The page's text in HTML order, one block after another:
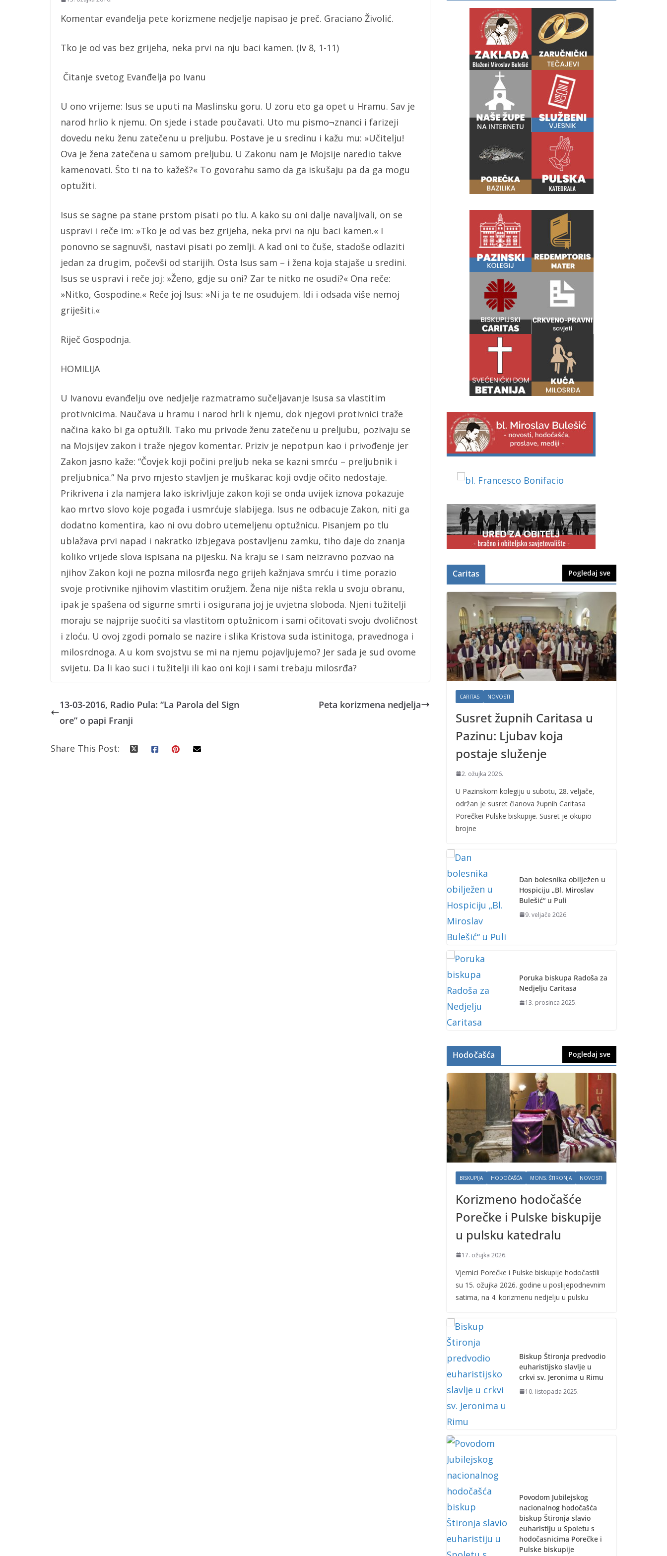
Komentar evanđelja pete korizmene nedjelje napisao je preč. Graciano Živolić.
Tko je od vas bez grijeha, neka prvi na nju baci kamen. (Iv 8, 1-11)
Čitanje svetog Evanđelja po Ivanu
U ono vrijeme: Isus se uputi na Maslinsku goru. U zoru eto ga opet u Hramu. Sav je
narod hrlio k njemu. On sjede i stade poučavati. Uto mu pismo¬znanci i farizeji
dovedu neku ženu zatečenu u preljubu. Postave je u sredinu i kažu mu: »Učitelju!
Ova je žena zatečena u samom preljubu. U Zakonu nam je Mojsije naredio takve
kamenovati. Što ti na to kažeš?« To govorahu samo da ga iskušaju pa da ga mogu
optužiti.
Isus se sagne pa stane prstom pisati po tlu. A kako su oni dalje navaljivali, on se
uspravi i reče im: »Tko je od vas bez grijeha, neka prvi na nju baci kamen.« I
ponovno se sagnuvši, nastavi pisati po zemlji. A kad oni to čuše, stadoše odlaziti
jedan za drugim, počevši od starijih. Osta Isus sam – i žena koja stajaše u sredini.
Isus se uspravi i reče joj: »Ženo, gdje su oni? Zar te nitko ne osudi?« Ona reče:
»Nitko, Gospodine.« Reče joj Isus: »Ni ja te ne osuđujem. Idi i odsada više nemoj
griješiti.«
Riječ Gospodnja.
HOMILIJA
U Ivanovu evanđelju ove nedjelje razmatramo sučeljavanje Isusa sa vlastitim
protivnicima. Naučava u hramu i narod hrli k njemu, dok njegovi protivnici traže
načina kako bi ga optužili. Tako mu privode ženu zatečenu u preljubu, pozivaju se
na Mojsijev zakon i traže njegov komentar. Priziv je nepotpun kao i privođenje jer
Zakon jasno kaže: “Čovjek koji počini preljub neka se kazni smrću – preljubnik i
preljubnica.” Na prvo mjesto stavljen je muškarac koji ovdje očito nedostaje.
Prikrivena i zla namjera lako iskrivljuje zakon koji se onda uvijek iznova pokazuje
kao mrtvo slovo koje pogađa i usmrćuje slabijega. Isus ne odbacuje Zakon, niti ga
dodatno komentira, kao ni ovu dobro utemeljenu optužnicu. Pisanjem po tlu
ublažava prvi napad i nakratko izbjegava postavljenu zamku, tiho daje do znanja
koliko vrijede slova ispisana na pijesku. Na kraju se i sam neizravno pozvao na
njihov Zakon koji ne pozna milosrđa nego grijeh kažnjava smrću i time porazio
svoje protivnike njihovim vlastitim oružjem. Žena nije ništa rekla u svoju obranu,
ipak je spašena od sigurne smrti i osigurana joj je uvjetna sloboda. Njeni tužitelji
moraju se najprije suočiti sa vlastitom optužnicom i sami očitovati svoju dvoličnost
i zloću. U ovoj zgodi pomalo se nazire i slika Kristova suda istinitoga, pravednoga i
milosrdnoga. A u kom svojstvu se mi na njemu pojavljujemo? Jer sada je sud ovome
svijetu. Da li kao suci i tužitelji ili kao oni koji i sami trebaju milosrđa?
13-03-2016, Radio Pula: “La Parola del Sign
ore” o papi Franji
Peta korizmena nedjelja
Share This Post:
Caritas Pogledaj sve
CARITAS NOVOSTI
Susret župnih Caritasa u
Pazinu: Ljubav koja
postaje služenje
2. ožujka 2026.
U Pazinskom kolegiju u subotu, 28. veljače,
održan je susret članova župnih Caritasa
Porečkei Pulske biskupije. Susret je okupio
brojne
Dan bolesnika obilježen u
Hospiciju „Bl. Miroslav
Bulešić“ u Puli
9. veljače 2026.
Poruka biskupa Radoša za
Nedjelju Caritasa
13. prosinca 2025.
Hodočašća Pogledaj sve
BISKUPIJA HODOČAŠĆA MONS. ŠTIRONJA NOVOSTI
Korizmeno hodočašće
Porečke i Pulske biskupije
u pulsku katedralu
17. ožujka 2026.
Vjernici Porečke i Pulske biskupije hodočastili
su 15. ožujka 2026. godine u poslijepodnevnim
satima, na 4. korizmenu nedjelju u pulsku
Biskup Štironja predvodio
euharistijsko slavlje u
crkvi sv. Jeronima u Rimu
10. listopada 2025.
Povodom Jubilejskog
nacionalnog hodočašća
biskup Štironja slavio
euharistiju u Spoletu s
hodočasnicima Porečke i
Pulske biskupije